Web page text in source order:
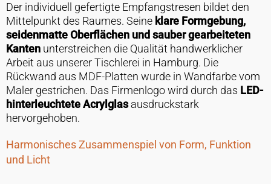
Der individuell gefertigte Empfangstresen bildet den
Mittelpunkt des Raumes. Seine klare Formgebung,
seidenmatte Oberflächen und sauber gearbeiteten
Kantenunterstreichen die Qualität handwerklicher
Arbeit aus unserer Tischlerei in Hamburg. Die
Rückwand aus MDF-Platten wurde in Wandfarbe vom
Maler gestrichen. Das Firmenlogo wird durch das LED-
hinterleuchtete Acrylglasausdruckstark
hervorgehoben.
Harmonisches Zusammenspiel von Form, Funktion
und Licht